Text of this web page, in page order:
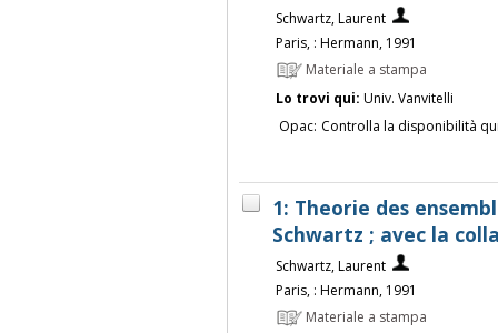
Schwartz, Laurent
Paris, : Hermann, 1991
Materiale a stampa
Lo trovi qui: Univ. Vanvitelli
Opac: Controlla la disponibilità
1: Theorie des
Schwartz ; avec la
Schwartz, Laurent
Paris, : Hermann, 1991
Materiale a stampa